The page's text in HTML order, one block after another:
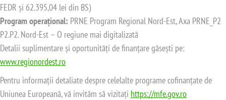
FEDR și 62.395,04 lei din BS)
Program operațional: PRNE Program Regional Nord-Est, Axa PRNE_P2
P2.P2. Nord-Est – O regiune mai digitalizată
Detalii suplimentare și oportunități de finanțare găsești pe:
www.regionordest.ro
Pentru informații detaliate despre celelalte programe cofinanțate de
Uniunea Europeană, vă invităm să vizitați https://mfe.gov.ro